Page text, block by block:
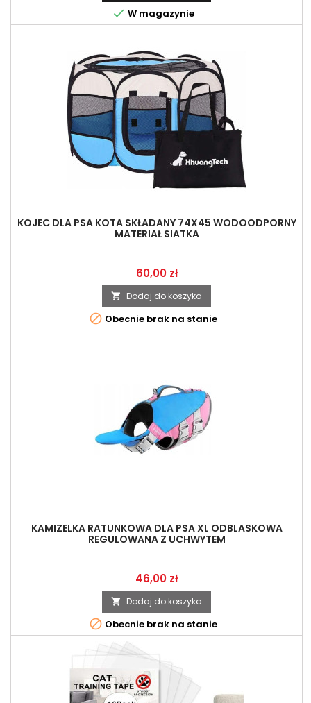
 W magazynie
KOJEC DLA PSA KOTA SKŁADANY 74X45 WODOODPORNY
MATERIAŁ SIATKA
Cena
60,00 zł
 Dodaj do koszyka
 Obecnie brak na stanie
KAMIZELKA RATUNKOWA DLA PSA XL ODBLASKOWA
REGULOWANA Z UCHWYTEM
Cena
46,00 zł
 Dodaj do koszyka
 Obecnie brak na stanie